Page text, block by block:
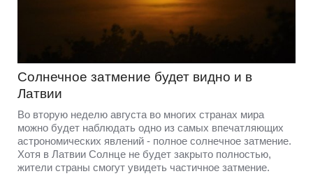
Солнечное затмение будет видно и в
Латвии
Во вторую неделю августа во многих странах мира
можно будет наблюдать одно из самых впечатляющих
астрономических явлений - полное солнечное затмение.
Хотя в Латвии Солнце не будет закрыто полностью,
жители страны смогут увидеть частичное затмение.